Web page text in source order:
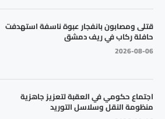
قتلى ومصابون بانفجار عبوة ناسفة استهدفت
حافلة ركاب في ريف دمشق
2026-08-06
اجتماع حكومي في العقبة لتعزيز جاهزية
منظومة النقل وسلاسل التوريد